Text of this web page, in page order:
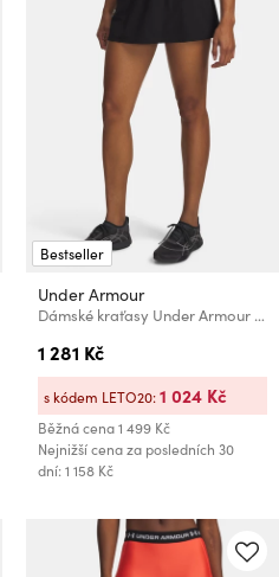
Bestseller
Under Armour
Dámské kraťasy Under Armour UA Vanish Woven Skort
1 281 Kč
Běžná cena1 499 Kč
Nejnižší cena za posledních 30
dní: 1 158 Kč
s kódem LETO20:1 024 Kč